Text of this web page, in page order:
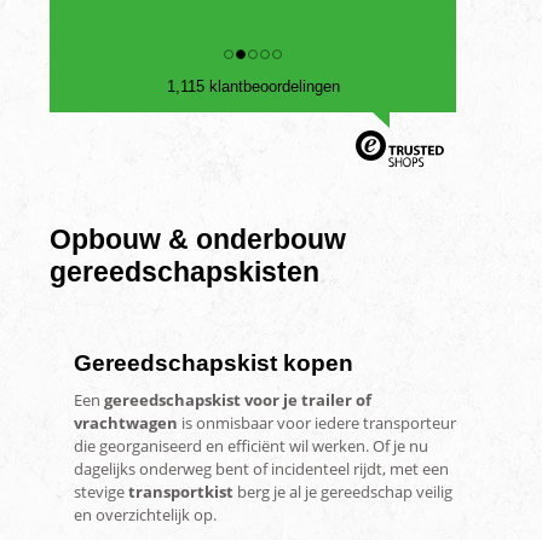
1,115 klantbeoordelingen
Opbouw & onderbouw
gereedschapskisten
Gereedschapskist kopen
Een gereedschapskist voor je trailer of
vrachtwagen is onmisbaar voor iedere transporteur
die georganiseerd en efficiënt wil werken. Of je nu
dagelijks onderweg bent of incidenteel rijdt, met een
stevigetransportkist berg je al je gereedschap veilig
en overzichtelijk op.